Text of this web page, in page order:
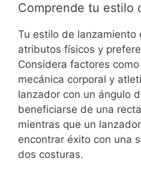
Comprende tu estilo
Tu estilo de lanzamiento
atributos físicos y
Considera factores
mecánica corporal y
lanzador con un ángulo
beneficiarse de una
mientras que un
encontrar éxito con una
dos costuras.